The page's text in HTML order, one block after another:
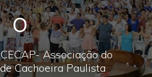
o
Associação do
Cachoeira Paulista